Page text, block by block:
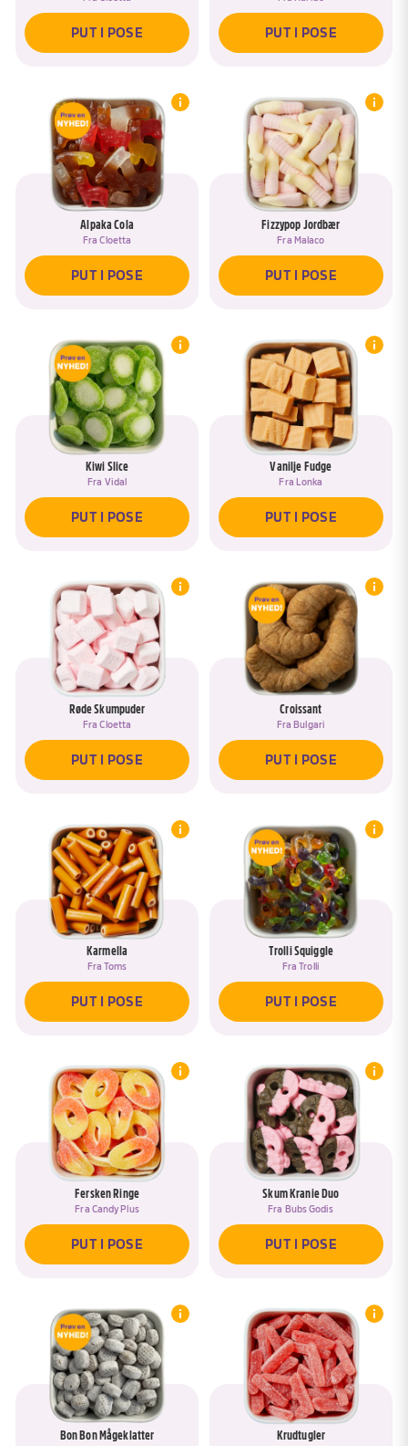
PUT I POSE PUT I POSE
Alpaka Cola
FraCloetta
PUT I POSE
Fizzypop Jordbær
Fra Malaco
PUT I POSE
Kiwi Slice
Fra Vidal
PUT I POSE
Vanilje Fudge
Fra Lonka
PUT I POSE
Røde Skumpuder
FraCloetta
PUT I POSE
Croissant
Fra Bulgari
PUT I POSE
Karmella
Fra Toms
PUT I POSE
Trolli Squiggle
Fra Trolli
PUT I POSE
Fersken Ringe
Fra Candy Plus
PUT I POSE
Skum Kranie Duo
Fra Bubs Godis
PUT I POSE
Bon Bon Mågeklatter Krudtugler